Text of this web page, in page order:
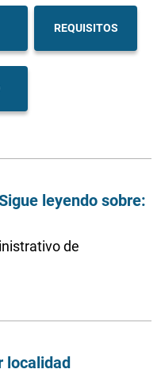
REQUISITOS
leyendo sobre:
de
localidad